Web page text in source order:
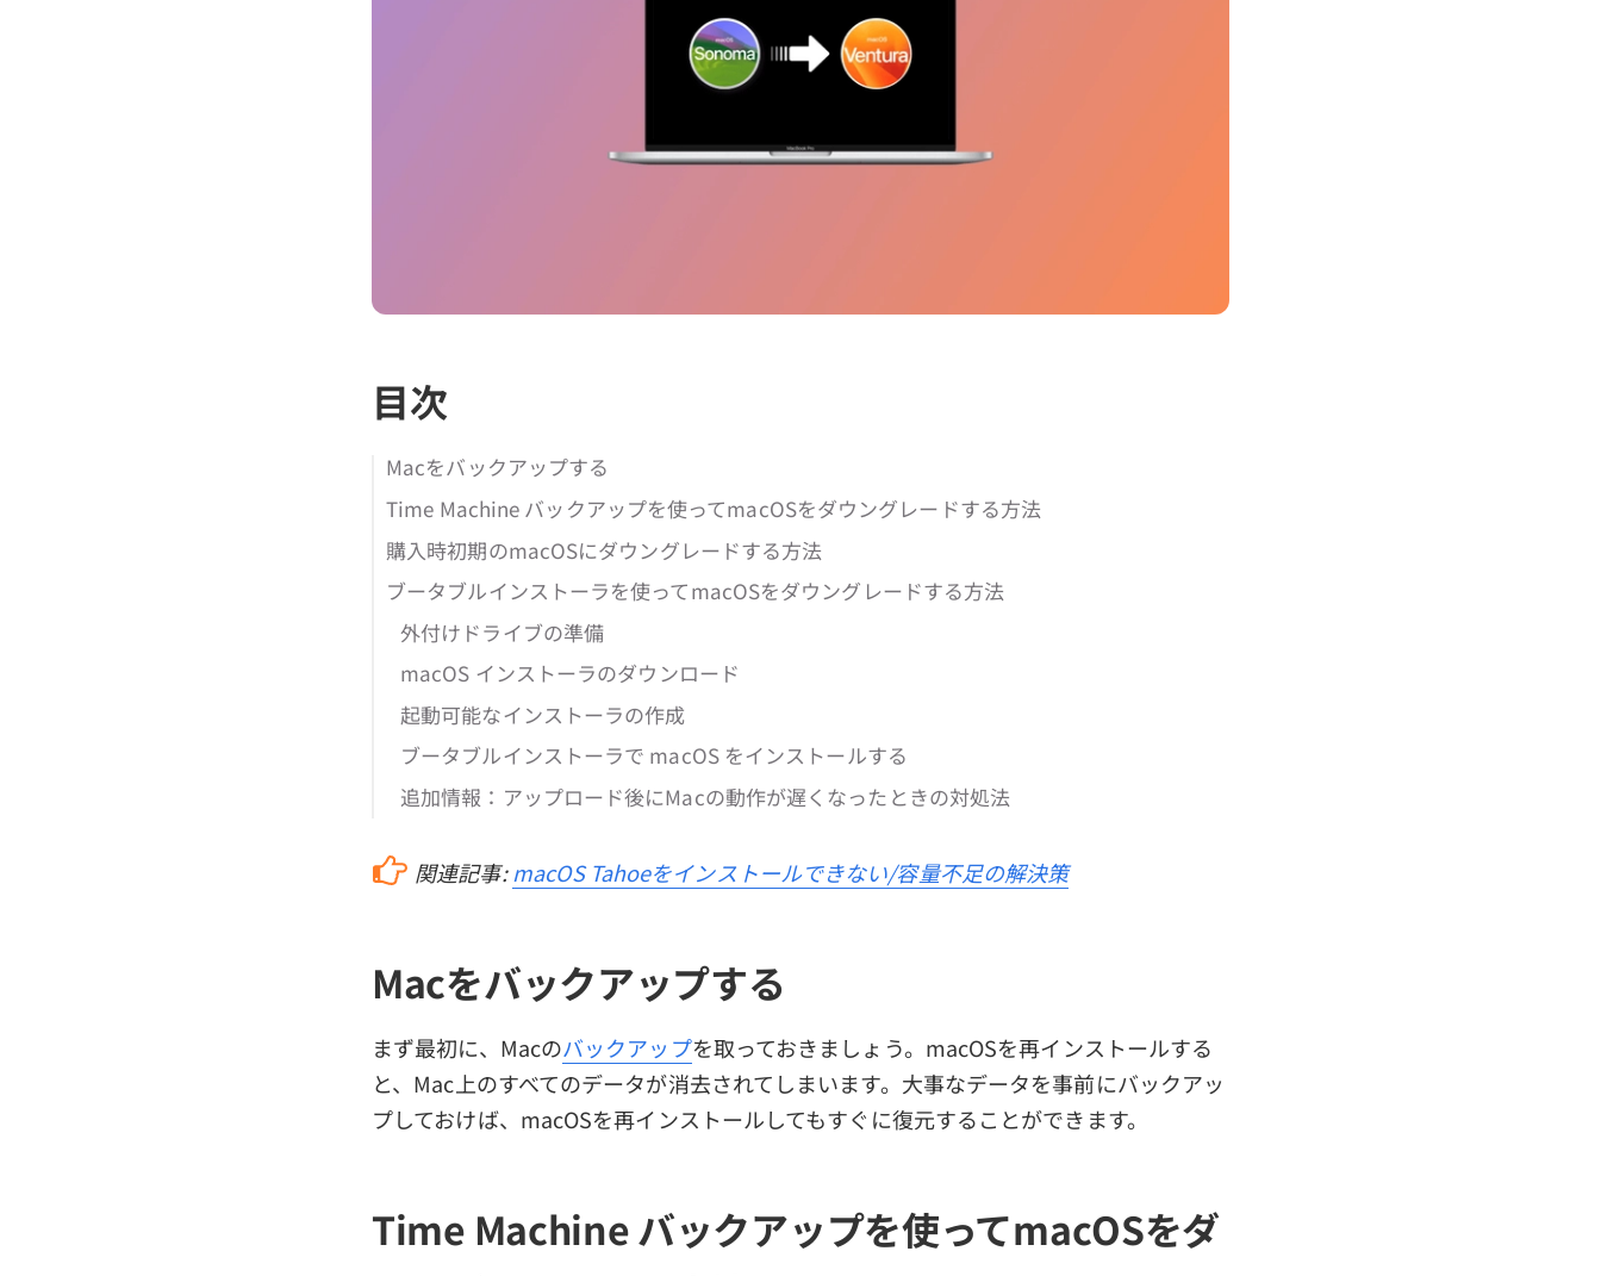
目次
Macをバックアップする
Time Machine バックアップを使ってmacOSをダウングレードする方法
購入時初期のmacOSにダウングレードする方法
ブータブルインストーラを使ってmacOSをダウングレードする方法
外付けドライブの準備
macOS インストーラのダウンロード
起動可能なインストーラの作成
ブータブルインストーラで macOS をインストールする
追加情報：アップロード後にMacの動作が遅くなったときの対処法
関連記事: macOS Tahoeをインストールできない/容量不足の解決策
Macをバックアップする
まず最初に、Macのバックアップを取っておきましょう。macOSを再インストールする
と、Mac上のすべてのデータが消去されてしまいます。大事なデータを事前にバックアッ
プしておけば、macOSを再インストールしてもすぐに復元することができます。
Time Machine バックアップを使ってmacOSをダ